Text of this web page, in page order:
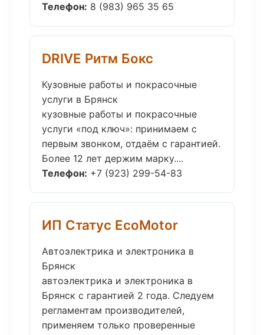
Телефон: 8 (983) 965 35 65
DRIVE Ритм Бокс
Кузовные работы и покрасочные
услуги в Брянск
кузовные работы и покрасочные
услуги «под ключ»: принимаем с
первым звонком, отдаём с гарантией.
Более 12 лет держим марку....
Телефон: +7 (923) 299-54-83
ИП Статус EcoMotor
Автоэлектрика и электроника в
Брянск
автоэлектрика и электроника в
Брянск с гарантией 2 года. Следуем
регламентам производителей,
применяем только проверенные